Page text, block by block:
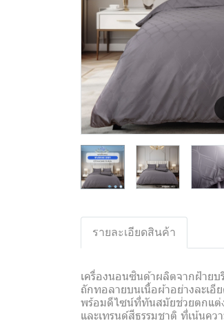
รายละเอียดสินค้า
เครื่องนอนซินด้าผลิตจากฝ้าย
ถักทอลายบนเนื้อผ้าอย่างละเ
พร้อมดีไซน์ที่ทันสมัยช่วยตกแ
และเทรนด์สีธรรมชาติ ที่เน้นค